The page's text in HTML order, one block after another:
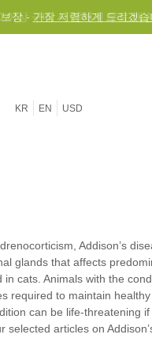
보장 -가장 저렴하게 드리겠습
이상 구매 시 전세계 무료 배
KR EN USD